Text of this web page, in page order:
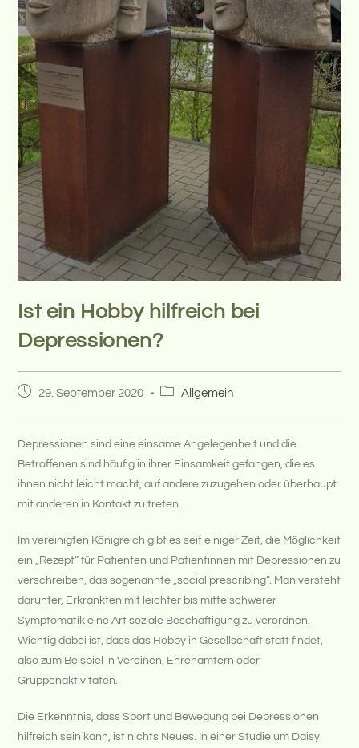
Ist ein Hobby hilfreich bei
Depressionen?
Beitrag29. September 2020
Beitrags-
Allgemein
Depressionen sind eine einsame Angelegenheit und die
Betroffenen sind häufig in ihrer Einsamkeit gefangen, die es
ihnen nicht leicht macht, auf andere zuzugehen oder überhaupt
mit anderen in Kontakt zu treten.
Im vereinigten Königreich gibt es seit einiger Zeit, die Möglichkeit
ein „Rezept“ für Patienten und Patientinnen mit Depressionen zu
verschreiben, das sogenannte „social prescribing“. Man versteht
darunter, Erkrankten mit leichter bis mittelschwerer
Symptomatik eine Art soziale Beschäftigung zu verordnen.
Wichtig dabei ist, dass das Hobby in Gesellschaft statt findet,
also zum Beispiel in Vereinen, Ehrenämtern oder
Gruppenaktivitäten.
Die Erkenntnis, dass Sport und Bewegung bei Depressionen
hilfreich sein kann, ist nichts Neues. In einer Studie um Daisy